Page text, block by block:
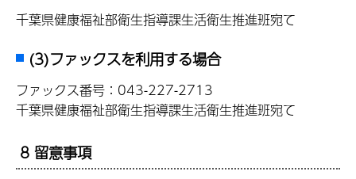
千葉県健康福祉部衛生指導課生活衛生推進班宛て
(3)ファックスを利用する場合
ファックス番号：043-227-2713
千葉県健康福祉部衛生指導課生活衛生推進班宛て
8 留意事項